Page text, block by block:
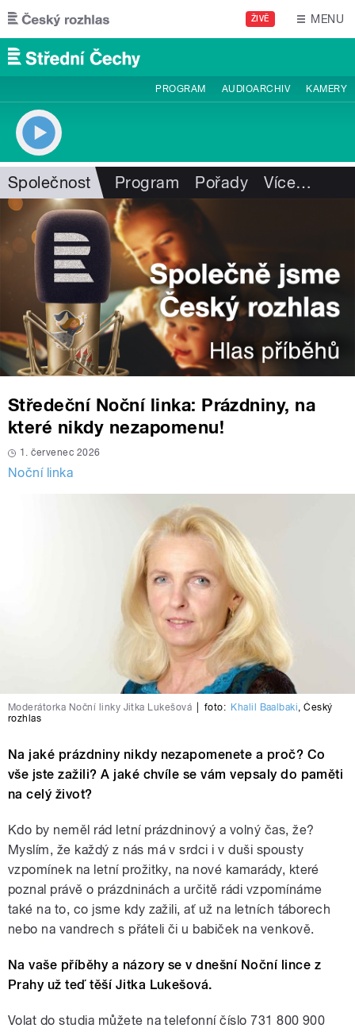
Přejít k hlavnímu obsahu
ŽIVĚ MENU
PROGRAM AUDIOARCHIV KAMERY
Společnost Program Pořady Více…
Středeční Noční linka: Prázdniny, na
které nikdy nezapomenu!
1. červenec 2026
Noční linka
Moderátorka Noční linky Jitka Lukešová foto: Khalil Baalbaki,Český
rozhlas
Na jaké prázdniny nikdy nezapomenete a proč? Co
vše jste zažili? A jaké chvíle se vám vepsaly do paměti
na celý život?
Kdo by neměl rád letní prázdninový a volný čas, že?
Myslím, že každý z nás má v srdci i v duši spousty
vzpomínek na letní prožitky, na nové kamarády, které
poznal právě o prázdninách a určitě rádi vzpomínáme
také na to, co jsme kdy zažili, ať už na letních táborech
nebo na vandrech s přáteli či u babiček na venkově.
Na vaše příběhy a názory se v dnešní Noční lince z
Prahy už teď těší Jitka Lukešová.
Volat do studia můžete na telefonní číslo 731 800 900